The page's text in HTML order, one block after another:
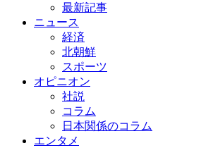
最新記事
ニュース
経済
北朝鮮
スポーツ
オピニオン
社説
コラム
日本関係のコラム
エンタメ